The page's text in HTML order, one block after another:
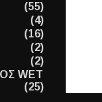
(55)
(4)
(16)
(2)
(2)
WET
(25)